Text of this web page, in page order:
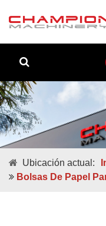
Ubicación actual:
Bolsas De Papel